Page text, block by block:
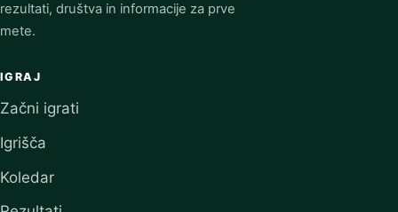
rezultati, društva in informacije za prve
mete.
IGRAJ
Začni igrati
Igrišča
Koledar